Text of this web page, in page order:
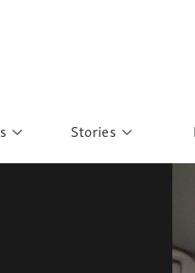
Stories
Postcard